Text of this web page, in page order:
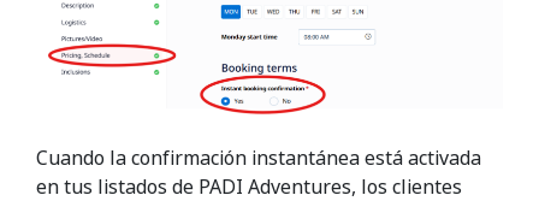
Cuando la confirmación instantánea está activada
en tus listados de PADI Adventures, los clientes